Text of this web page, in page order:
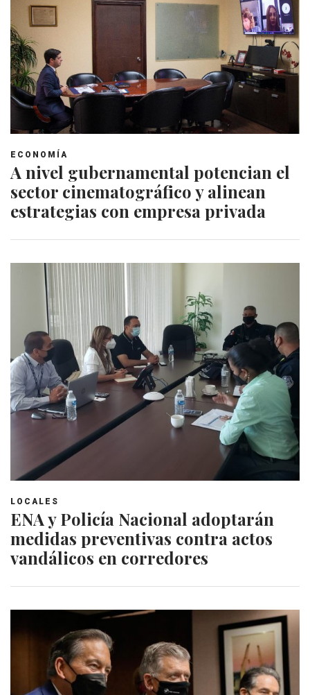
ECONOMÍA
A nivel gubernamental potencian el
sector cinematográfico y alinean
estrategias con empresa privada
LOCALES
ENA y Policía Nacional adoptarán
medidas preventivas contra actos
vandálicos en corredores